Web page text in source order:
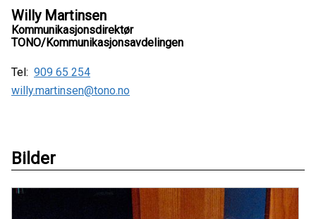
Willy Martinsen
Kommunikasjonsdirektør
TONO/Kommunikasjonsavdelingen
Tel: 909 65 254
willy.martinsen@tono.no
Bilder